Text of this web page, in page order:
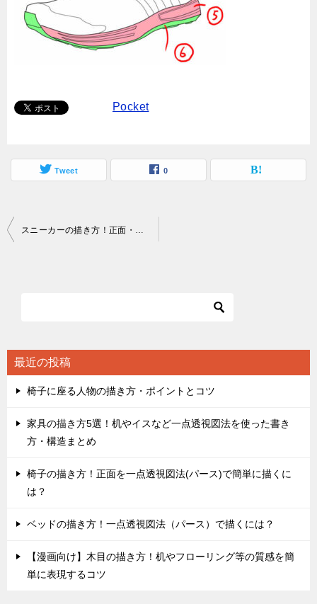
Pocket
Tweet 0
投
シ
ョ
スニーカーの描き方！正面・斜め・横など角度別の構造
最近の投稿
椅子に座る人物の描き方・ポイントとコツ
家具の描き方5選！机やイスなど一点透視図法を使った書き
方・構造まとめ
椅子の描き方！正面を一点透視図法(パース)で簡単に描くに
は？
ベッドの描き方！一点透視図法（パース）で描くには？
【漫画向け】木目の描き方！机やフローリング等の質感を簡
単に表現するコツ